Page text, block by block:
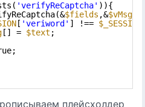
'verifyReCaptcha' )){
$fields ,&$vMsg
[ 'veriword' ] !== $_SESSION
[] = $text ;
плейсхолдер